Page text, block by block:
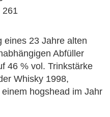
261
eines 23 Jahre alten
Abfüller
46 % vol. Trinkstärke
Whisky 1998,
hogshead im Jahr